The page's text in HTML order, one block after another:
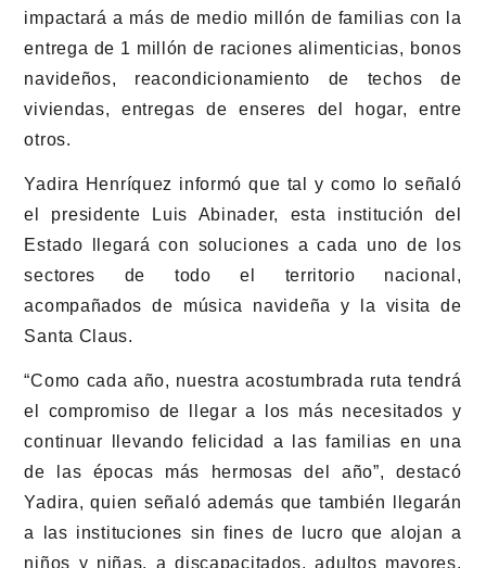
impactará a más de medio millón de familias con la
entrega de 1 millón de raciones alimenticias, bonos
navideños, reacondicionamiento de techos de
viviendas, entregas de enseres del hogar, entre
otros.
Yadira Henríquez informó que tal y como lo señaló
el presidente Luis Abinader, esta institución del
Estado llegará con soluciones a cada uno de los
sectores de todo el territorio nacional,
acompañados de música navideña y la visita de
Santa Claus.
“Como cada año, nuestra acostumbrada ruta tendrá
el compromiso de llegar a los más necesitados y
continuar llevando felicidad a las familias en una
de las épocas más hermosas del año”, destacó
Yadira, quien señaló además que también llegarán
a las instituciones sin fines de lucro que alojan a
niños y niñas, a discapacitados, adultos mayores,